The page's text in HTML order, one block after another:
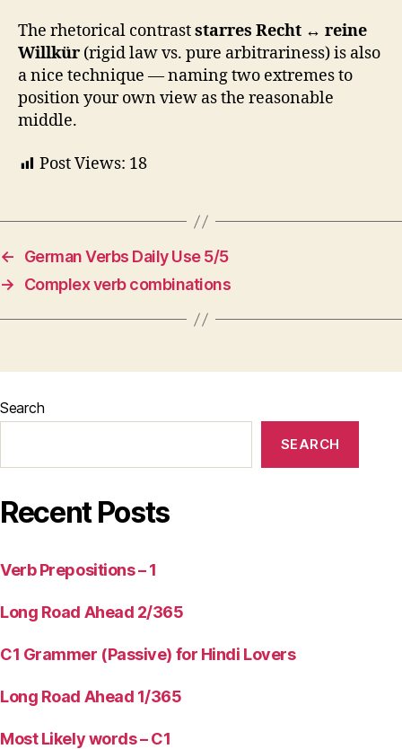
The rhetorical contraststarres Recht ↔ reine
Willkür (rigid law vs. pure arbitrariness) is also
a nice technique — naming two extremes to
position your own view as the reasonable
middle.
Post Views: 18
←
German Verbs Daily Use 5/5
→
Complex verb combinations
Search
SEARCH
Recent Posts
Verb Prepositions – 1
Long Road Ahead 2/365
C1 Grammer (Passive) for Hindi Lovers
Long Road Ahead 1/365
Most Likely words – C1